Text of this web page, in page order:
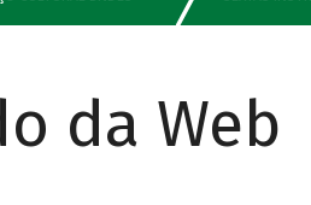
da Web